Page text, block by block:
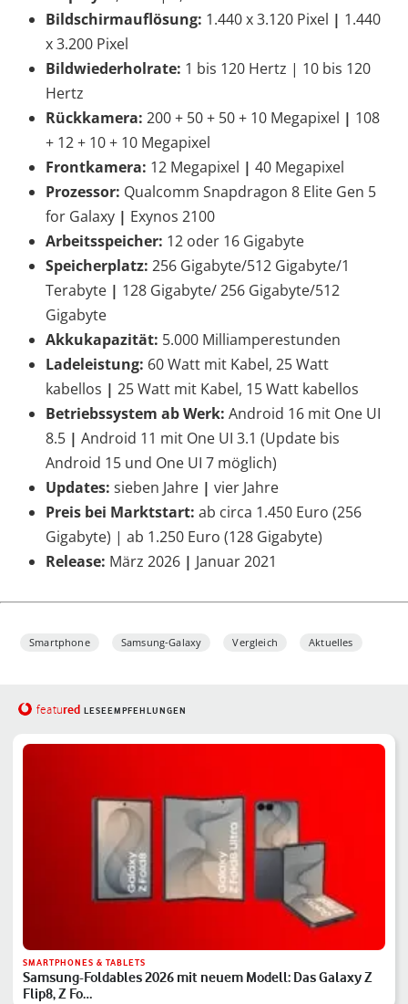
Bildschirmauflösung: 1.440 x 3.120 Pixel | 1.440
x 3.200 Pixel
Bildwiederholrate: 1 bis 120 Hertz | 10 bis 120
Hertz
Rückkamera: 200 + 50 + 50 + 10 Megapixel | 108
+ 12 + 10 + 10 Megapixel
Frontkamera: 12 Megapixel | 40 Megapixel
Prozessor: Qualcomm Snapdragon 8 Elite Gen 5
for Galaxy | Exynos 2100
Arbeitsspeicher: 12 oder 16 Gigabyte
Speicherplatz: 256 Gigabyte/512 Gigabyte/1
Terabyte | 128 Gigabyte/ 256 Gigabyte/512
Gigabyte
Akkukapazität: 5.000 Milliamperestunden
Ladeleistung: 60 Watt mit Kabel, 25 Watt
kabellos | 25 Watt mit Kabel, 15 Watt kabellos
Betriebssystem ab Werk: Android 16 mit One UI
8.5 | Android 11 mit One UI 3.1 (Update bis
Android 15 und One UI 7 möglich)
Updates: sieben Jahre | vier Jahre
Preis bei Marktstart: ab circa 1.450 Euro (256
Gigabyte) | ab 1.250 Euro (128 Gigabyte)
Release: März 2026 | Januar 2021
Smartphone Samsung-Galaxy Vergleich Aktuelles
featured LESEEMPFEHLUNGEN
SMARTPHONES & TABLETS
Samsung-Foldables 2026 mit neuem Modell: Das Galaxy Z
Flip8, Z Fo…